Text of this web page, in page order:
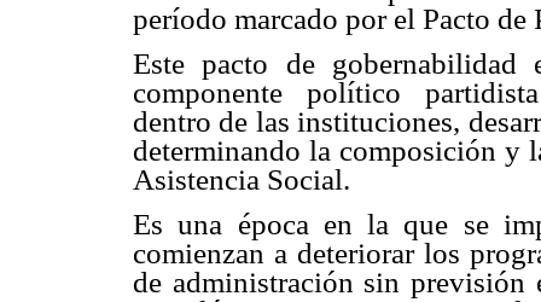
período marcado por el Pacto de
Este pacto de
componente político
dentro de las instituciones,
determinando la composición y
Asistencia Social.
Es una época en la que se
comienzan a deteriorar los
de administración sin previsión